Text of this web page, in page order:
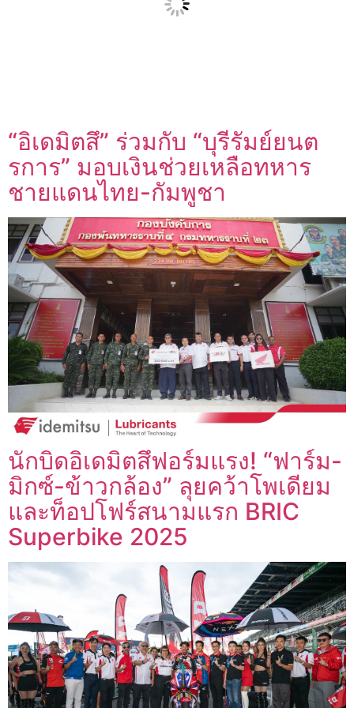
รการ” มอบเงินช่วยเหลือทหาร
ชายแดนไทย-กัมพูชา
นักบิดอิเดมิตสึฟอร์มแรง! “ฟาร์ม-
มิกซ์-ข้าวกล้อง” ลุยคว้าโพเดียม
และท็อปโฟร์สนามแรก BRIC
Superbike 2025